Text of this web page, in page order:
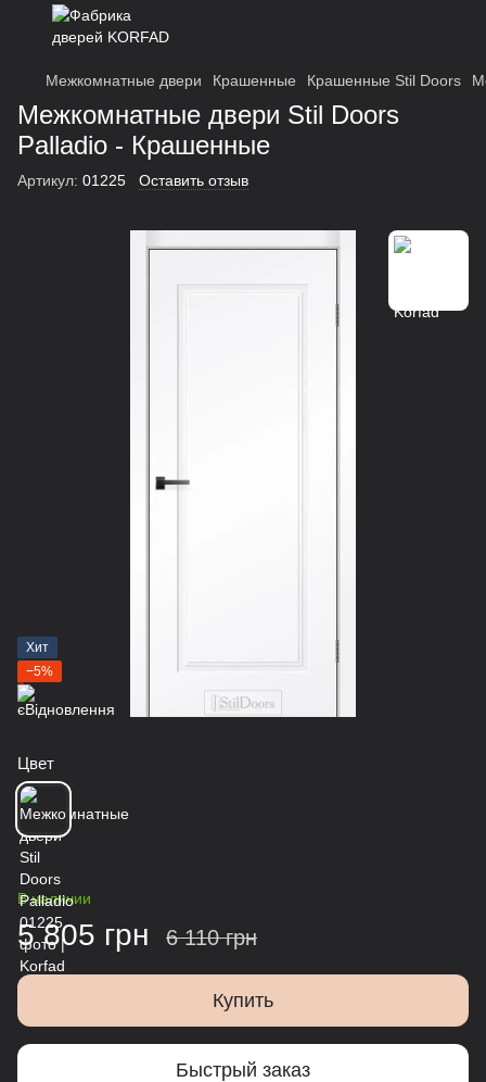
Межкомнатные двери Крашенные Крашенные Stil Doors
Межкомнатные двери Stil Doors
Palladio - Крашенные
Артикул: 01225 Оставить отзыв
Хит
−5%
Цвет
В наличии
5 805 грн 6 110 грн
Купить
Быстрый заказ